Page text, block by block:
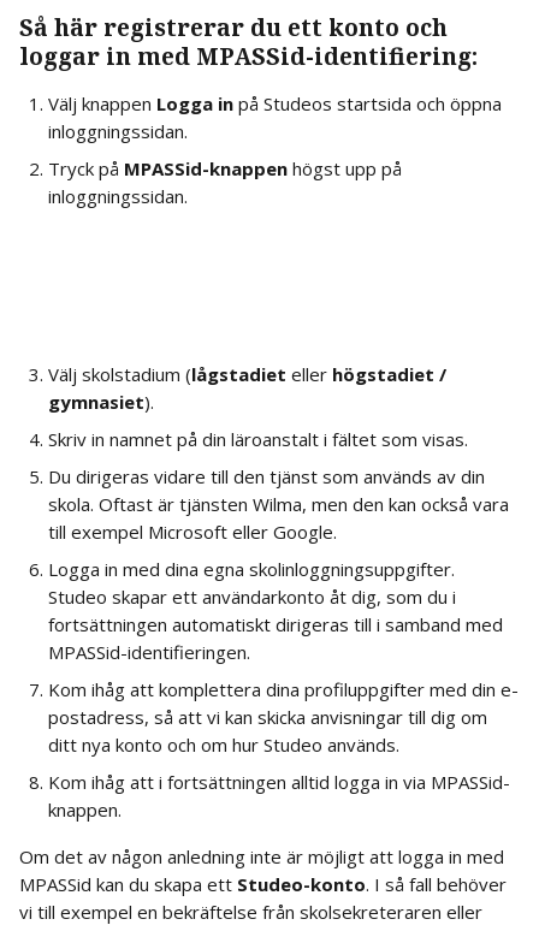
Så här registrerar du ett konto och
loggar in med MPASSid-identifiering:
Välj knappen Logga in på Studeos startsida och öppna
inloggningssidan.
Tryck på MPASSid-knappen högst upp på
inloggningssidan.
Välj skolstadium (lågstadiet eller högstadiet /
gymnasiet).
Skriv in namnet på din läroanstalt i fältet som visas.
Du dirigeras vidare till den tjänst som används av din
skola. Oftast är tjänsten Wilma, men den kan också vara
till exempel Microsoft eller Google.
Logga in med dina egna skolinloggningsuppgifter.
Studeo skapar ett användarkonto åt dig, som du i
fortsättningen automatiskt dirigeras till i samband med
MPASSid-identifieringen.
Kom ihåg att komplettera dina profiluppgifter med din e-
postadress, så att vi kan skicka anvisningar till dig om
ditt nya konto och om hur Studeo används.
Kom ihåg att i fortsättningen alltid logga in via MPASSid-
knappen.
Om det av någon anledning inte är möjligt att logga in med
MPASSid kan du skapa ett Studeo-konto. I så fall behöver
vi till exempel en bekräftelse från skolsekreteraren eller